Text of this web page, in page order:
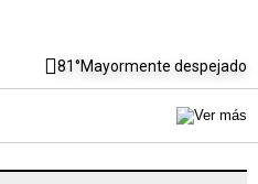
81°Mayormente despejado